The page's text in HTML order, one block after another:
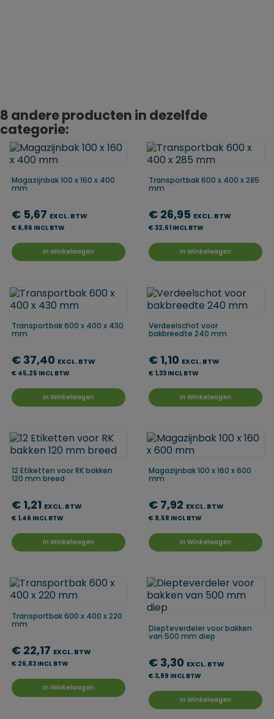
8 andere producten in dezelfde
categorie:
Magazijnbak 100 x 160 x 400
mm
€ 5,67 EXCL. BTW
€ 6,86 INCL BTW
In Winkelwagen
Transportbak 600 x 400 x 285
mm
€ 26,95 EXCL. BTW
€ 32,61 INCL BTW
In Winkelwagen
Transportbak 600 x 400 x 430
mm
€ 37,40 EXCL. BTW
€ 45,25 INCL BTW
In Winkelwagen
Verdeelschot voor
bakbreedte 240 mm
€ 1,10 EXCL. BTW
€ 1,33 INCL BTW
In Winkelwagen
12 Etiketten voor RK bakken
120 mm breed
€ 1,21 EXCL. BTW
€ 1,46 INCL BTW
In Winkelwagen
Magazijnbak 100 x 160 x 600
mm
€ 7,92 EXCL. BTW
€ 9,58 INCL BTW
In Winkelwagen
Transportbak 600 x 400 x 220
mm
€ 22,17 EXCL. BTW
€ 26,83 INCL BTW
In Winkelwagen
Diepteverdeler voor bakken
van 500 mm diep
€ 3,30 EXCL. BTW
€ 3,99 INCL BTW
In Winkelwagen